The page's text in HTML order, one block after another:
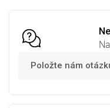
Položte nám